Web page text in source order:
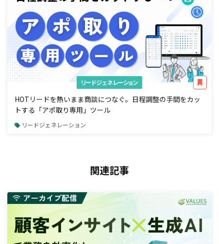
リードジェネレーション
HOTリードを熱いまま商談につなぐ。日程調整の手間をカッ
トする「アポ取り専用」ツール
リードジェネレーション
関連記事